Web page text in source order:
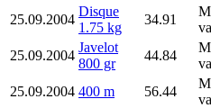
25.09.2004
Disque
1.75 kg
34.91
25.09.2004
Javelot
800 gr
44.84
25.09.2004 400 m 56.44